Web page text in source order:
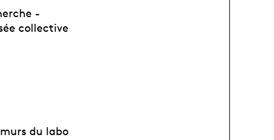
-
collective
du labo